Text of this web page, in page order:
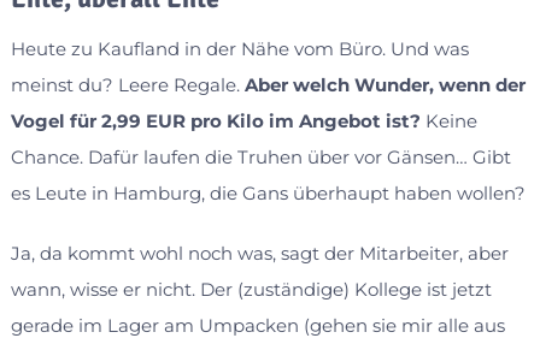
Heute zu Kaufland in der Nähe vom Büro. Und was
meinst du? Leere Regale. Aber welch Wunder, wenn der
Vogel für 2,99 EUR pro Kilo im Angebot ist? Keine
Chance. Dafür laufen die Truhen über vor Gänsen… Gibt
es Leute in Hamburg, die Gans überhaupt haben wollen?
Ja, da kommt wohl noch was, sagt der Mitarbeiter, aber
wann, wisse er nicht. Der (zuständige) Kollege ist jetzt
gerade im Lager am Umpacken (gehen sie mir alle aus